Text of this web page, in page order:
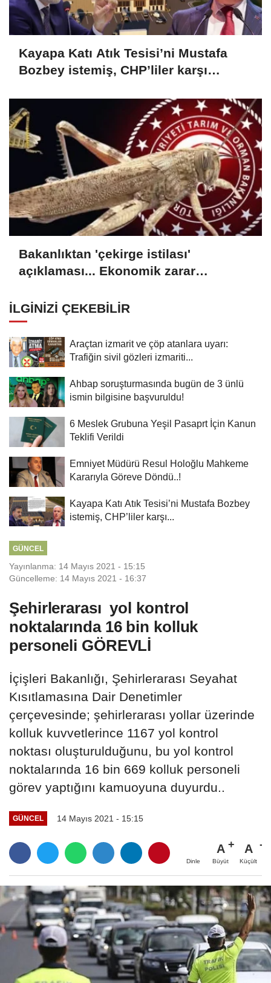
Kayapa Katı Atık Tesisi’ni Mustafa
Bozbey istemiş, CHP’liler karşı
Bakanlıktan 'çekirge istilası'
açıklaması... Ekonomik zarar
İLGINIZI ÇEKEBILIR
Araçtan izmarit ve çöp atanlara uyarı:
Trafiğin sivil gözleri izmariti...
Ahbap soruşturmasında bugün de 3 ünlü
ismin bilgisine başvuruldu!
6 Meslek Grubuna Yeşil Pasaprt İçin Kanun
Teklifi Verildi
Emniyet Müdürü Resul Holoğlu Mahkeme
Kararıyla Göreve Döndü..!
Kayapa Katı Atık Tesisi’ni Mustafa Bozbey
istemiş, CHP’liler karşı...
GÜNCEL
Yayınlanma: 14 Mayıs 2021 - 15:15
Güncelleme: 14 Mayıs 2021 - 16:37
Şehirlerarası yol kontrol
noktalarında 16 bin kolluk
personeli GÖREVLİ
İçişleri Bakanlığı, Şehirlerarası Seyahat
Kısıtlamasına Dair Denetimler
çerçevesinde; şehirlerarası yollar üzerinde
kolluk kuvvetlerince 1167 yol kontrol
noktası oluşturulduğunu, bu yol kontrol
noktalarında 16 bin 669 kolluk personeli
görev yaptığını kamuoyuna duyurdu..
GÜNCEL 14 Mayıs 2021 - 15:15
Dinle
A
Büyüt
A
Küçült